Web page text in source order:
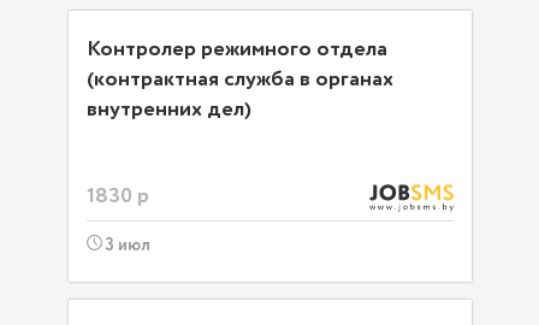
Контролер режимного отдела
(контрактная служба в органах
внутренних дел)
1830 р
3 июл